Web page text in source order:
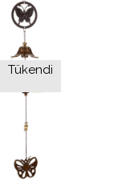
Tükendi